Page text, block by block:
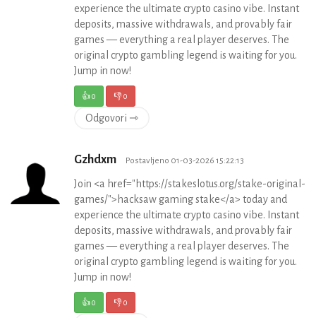
experience the ultimate crypto casino vibe. Instant
deposits, massive withdrawals, and provably fair
games — everything a real player deserves. The
original crypto gambling legend is waiting for you.
Jump in now!
👍0 👎0
Odgovori ⇾
Gzhdxm Postavljeno 01-03-2026 15:22:13
Join <a href="https://stakeslotus.org/stake-original-
games/">hacksaw gaming stake</a> today and
experience the ultimate crypto casino vibe. Instant
deposits, massive withdrawals, and provably fair
games — everything a real player deserves. The
original crypto gambling legend is waiting for you.
Jump in now!
👍0 👎0